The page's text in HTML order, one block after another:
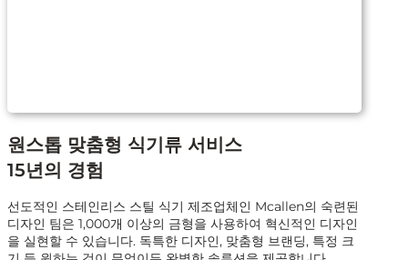
원스톱 맞춤형 식기류 서비스
15년의 경험
선도적인 스테인리스 스틸 식기 제조업체인 Mcallen의 숙련된
디자인 팀은 1,000개 이상의 금형을 사용하여 혁신적인 디자인
을 실현할 수 있습니다. 독특한 디자인, 맞춤형 브랜딩, 특정 크